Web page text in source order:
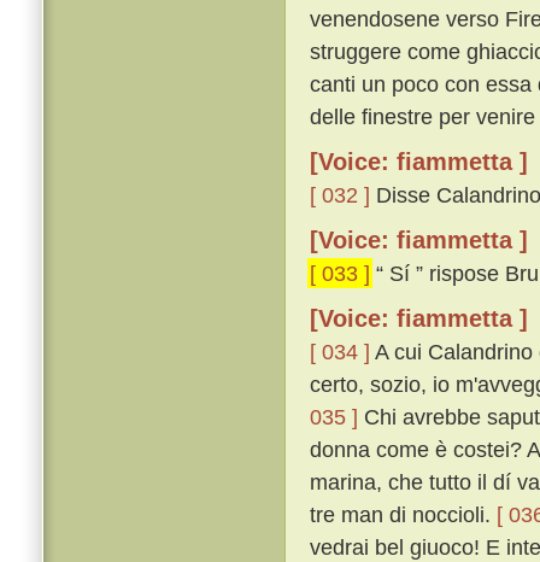
venendosene verso
struggere come
canti un poco con
delle finestre per venire
[Voice: fiammetta ]
[ 032 ] Disse
[Voice: fiammetta ]
[ 033 ] “ Sí ” rispose
[Voice: fiammetta ]
[ 034 ] A cui
certo, sozio, io
035 ] Chi avrebbe
donna come è costei?
marina, che tutto il dí
tre man di noccioli. [
vedrai bel giuoco! E